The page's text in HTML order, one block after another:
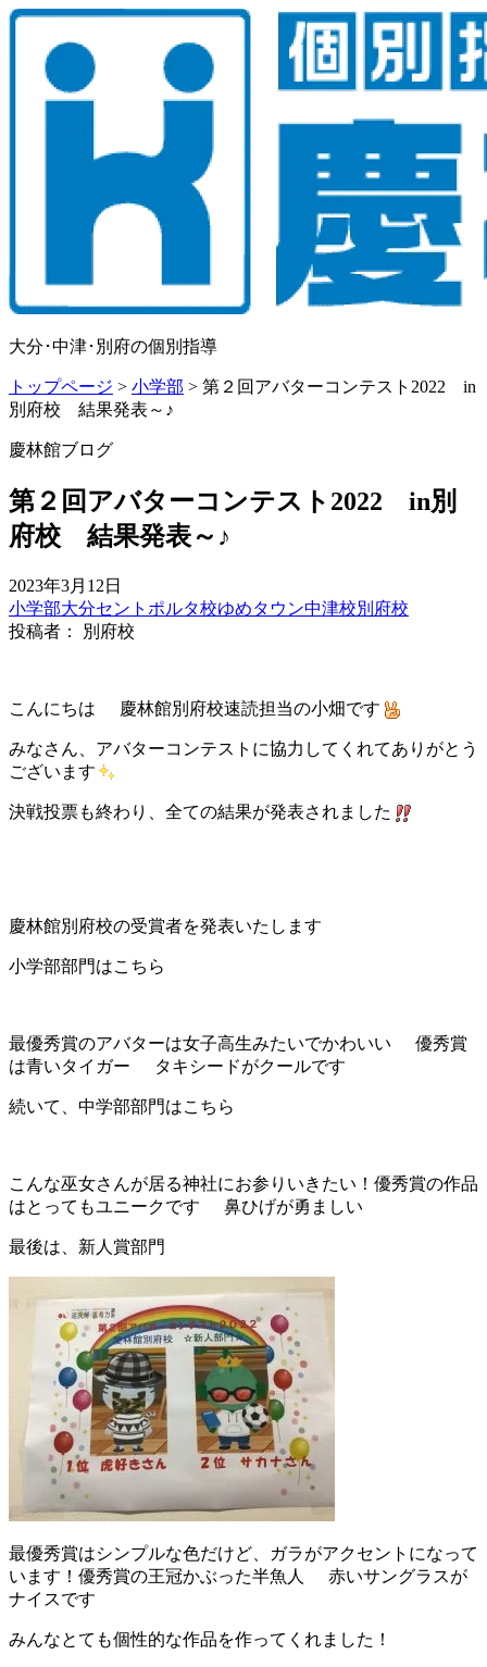
大分･中津･別府の個別指導
トップページ > 小学部 > 第２回アバターコンテスト2022 in
別府校 結果発表～♪
慶林館ブログ
第２回アバターコンテスト2022 in別
府校 結果発表～♪
2023年3月12日
小学部大分セントポルタ校ゆめタウン中津校別府校
投稿者： 別府校
こんにちは 慶林館別府校速読担当の小畑です
みなさん、アバターコンテストに協力してくれてありがとう
ございます
決戦投票も終わり、全ての結果が発表されました
慶林館別府校の受賞者を発表いたします
小学部部門はこちら
最優秀賞のアバターは女子高生みたいでかわいい
優秀賞
は青いタイガー
タキシードがクールです
続いて、中学部部門はこちら
こんな巫女さんが居る神社にお参りいきたい！優秀賞の作品
はとってもユニークです
鼻ひげが勇ましい
最後は、新人賞部門
最優秀賞はシンプルな色だけど、ガラがアクセントになって
います！優秀賞の王冠かぶった半魚人
赤いサングラスが
ナイスです
みんなとても個性的な作品を作ってくれました！